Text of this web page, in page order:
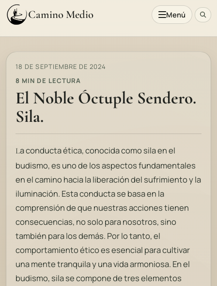
Camino Medio Menú
18 DE SEPTIEMBRE DE 2024
8 MIN DE LECTURA
El Noble Óctuple Sendero.
Sila.
La conducta ética, conocida comosilaen el
budismo, es uno de los aspectos fundamentales
en el camino hacia la liberación del sufrimiento y la
iluminación. Esta conducta se basa en la
comprensión de que nuestras acciones tienen
consecuencias, no solo para nosotros, sino
también para los demás. Por lo tanto, el
comportamiento ético es esencial para cultivar
una mente tranquila y una vida armoniosa. En el
budismo, silase compone de tres elementos